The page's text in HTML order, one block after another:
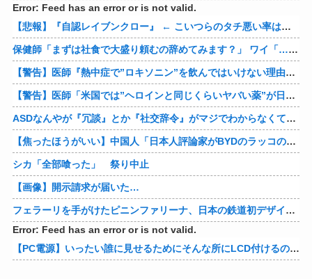
Error: Feed has an error or is not valid.
【悲報】『自認レイブンクロー』 ← こいつらのタチ悪い率は異常
保健師「まずは社食で大盛り頼むの辞めてみます？」 ワイ「…食っちゃいけないものを売ってるのか？」
【警告】医師『熱中症で”ロキソニン”を飲んではいけない理由がこれ』
【警告】医師「米国では”ヘロインと同じくらいヤバい薬”が日本では平気で処方されてる」
ASDなんやが『冗談』とか『社交辞令』がマジでわからなくて怖い
【焦ったほうがいい】中国人「日本人評論家がBYDのラッコの装備を褒めてるけど中国では基本的な装備やぞ…？」
シカ「全部喰った」 祭り中止
【画像】開示請求が届いた…
フェラーリを手がけたピニンファリーナ、日本の鉄道初デザイン。南海電鉄が新たな空港特急をなにわ筋線へ導入
Error: Feed has an error or is not valid.
【PC電源】いったい誰に見せるためにそんな所にLCD付けるのかな